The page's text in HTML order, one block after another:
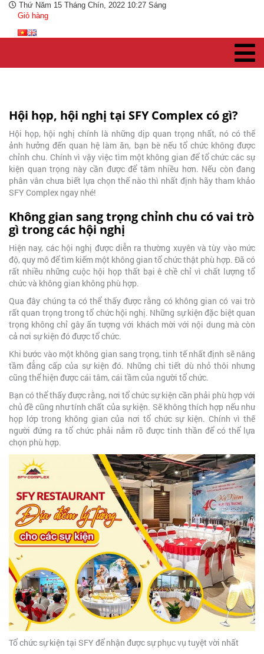
Thứ Năm 15 Tháng Chín, 2022 10:27 Sáng
Giỏ hàng
Hội họp, hội nghị tại SFY Complex có gì?
Hội họp, hội nghị chính là những dịp quan trọng nhất, nó có thể
ảnh hưởng đến quan hệ làm ăn, bạn bè nếu tổ chức không được
chỉnh chu. Chính vì vậy việc tìm một không gian để tổ chức các sự
kiện quan trọng này cần được để tâm nhiều hơn. Nếu còn đang
phân vân chưa biết lựa chọn thế nào thì nhất định hãy tham khảo
SFY Complex ngay nhé!
Không gian sang trọng chỉnh chu có vai trò
gì trong các hội nghị
Hiện nay, các hội nghị được diễn ra thường xuyên và tùy vào mức
độ, quy mô để tìm kiếm một không gian tổ chức thật phù hợp. Đã có
rất nhiều những cuộc hội họp thất bại ê chề chỉ vì chất lượng tổ
chức và không gian không phù hợp.
Qua đây chúng ta có thể thấy được rằng có không gian có vai trò
rất quan trọng trong tổ chức hội nghị. Những sự kiện đặc biệt quan
trọng không chỉ gây ấn tượng với khách mời với nội dung mà còn
cả nơi sự kiện đó được tổ chức.
Khi bước vào một không gian sang trọng, tinh tế nhất định sẽ nâng
tầm đẳng cấp của sự kiện đó. Những chi tiết dù nhỏ thôi nhưng
cũng thể hiện được cái tâm, cái tầm của người tổ chức.
Bạn có thể thấy được rằng, nơi tổ chức sự kiện cần phải phù hợp với
chủ đề cũng như tính chất của sự kiện. Sẽ không thích hợp nếu như
họp lớp trong không gian của nơi tổ chức sự kiện. Chính vì thế
người đứng ra tổ chức phải nắm rõ được tinh thần để có thể lựa
chọn phù hợp.
Tổ chức sự kiện tại SFY để nhận được sự phục vụ tuyệt vời nhất